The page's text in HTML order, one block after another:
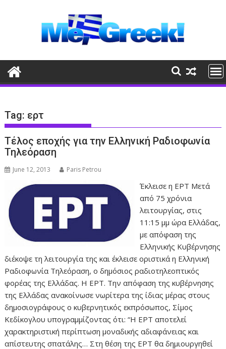
Tag: ερτ
Τέλος εποχής για την Ελληνική Ραδιοφωνία
Τηλεόραση
June 12, 2013 Paris Petrou
Έκλεισε η ΕΡΤ Μετά
από 75 χρόνια
λειτουργίας, στις
11:15 μμ ώρα Ελλάδας,
με απόφαση της
Ελληνικής Κυβέρνησης
διέκοψε τη λειτουργία της και έκλεισε οριστικά η Ελληνική
Ραδιοφωνία Τηλεόραση, ο δημόσιος ραδιοτηλεοπτικός
φορέας της Ελλάδας. Η ΕΡΤ. Την απόφαση της κυβέρνησης
της Ελλάδας ανακοίνωσε νωρίτερα της ίδιας μέρας στους
δημοσιογράφους ο κυβερνητικός εκπρόσωπος, Σίμος
Κεδίκογλου υπογραμμίζοντας ότι: “Η ΕΡΤ αποτελεί
χαρακτηριστική περίπτωση μοναδικής αδιαφάνειας και
απίστευτης σπατάλης… Στη θέση της ΕΡΤ θα δημιουργηθεί